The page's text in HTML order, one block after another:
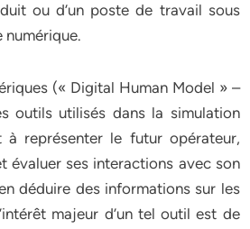
ou d’un poste de travail sous
(« Digital Human Model » –
outils utilisés dans la simulation
à représenter le futur opérateur,
évaluer ses interactions avec son
déduire des informations sur les
majeur d’un tel outil est de